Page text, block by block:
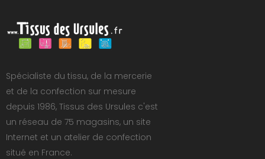
Spécialiste du tissu, de la mercerie
et de la confection sur mesure
depuis 1986, Tissus des Ursules c'est
un réseau de 75 magasins, un site
Internet et un atelier de confection
situé en France.